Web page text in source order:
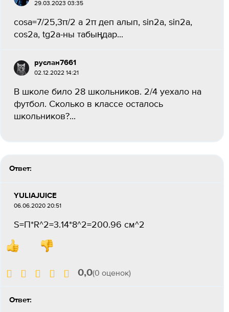
29.03.2023 03:35
cosa=7/25,3π/2 a 2π деп алып, sin2a, sin2a,
cos2a, tg2a-ны табыңдар...
руслан7661
02.12.2022 14:21
В школе било 28 школьников. 2/4 уехало на
футбол. Сколько в классе осталось
школьников?​...
Ответ:
YULIAJUICE
06.06.2020 20:51
S=П*R^2=3.14*8^2=200.96 см^2
0,0(0 оценок)
Ответ: